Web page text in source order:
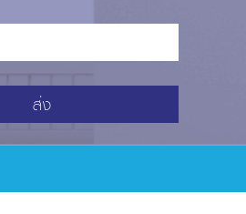
ส่ง